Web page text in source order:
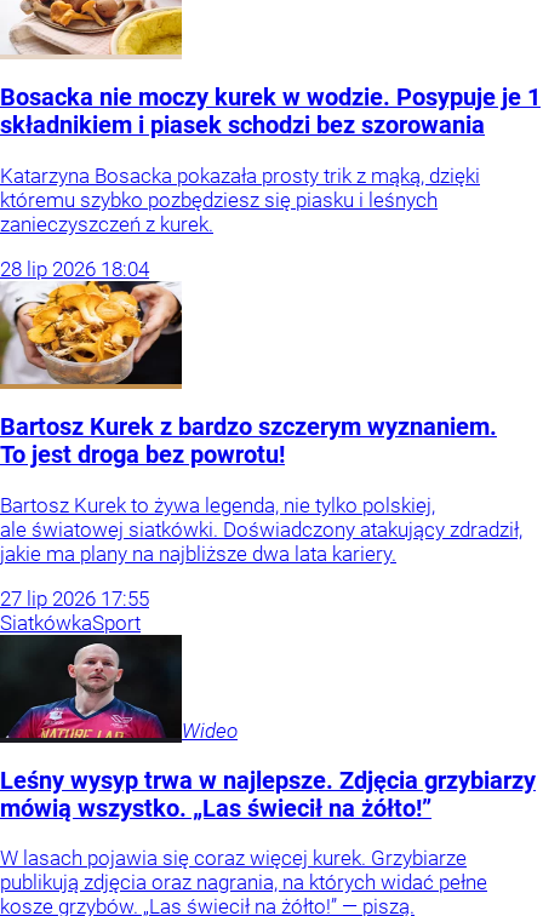
Bosacka nie moczy kurek w wodzie. Posypuje je 1
składnikiem i piasek schodzi bez szorowania
Katarzyna Bosacka pokazała prosty trik z mąką, dzięki
któremu szybko pozbędziesz się piasku i leśnych
zanieczyszczeń z kurek.
28 lip 2026 18:04
Bartosz Kurek z bardzo szczerym wyznaniem.
To jest droga bez powrotu!
Bartosz Kurek to żywa legenda, nie tylko polskiej,
ale światowej siatkówki. Doświadczony atakujący zdradził,
jakie ma plany na najbliższe dwa lata kariery.
27 lip 2026 17:55
SiatkówkaSport
Wideo
Leśny wysyp trwa w najlepsze. Zdjęcia grzybiarzy
mówią wszystko. „Las świecił na żółto!”
W lasach pojawia się coraz więcej kurek. Grzybiarze
publikują zdjęcia oraz nagrania, na których widać pełne
kosze grzybów. „Las świecił na żółto!” — piszą.